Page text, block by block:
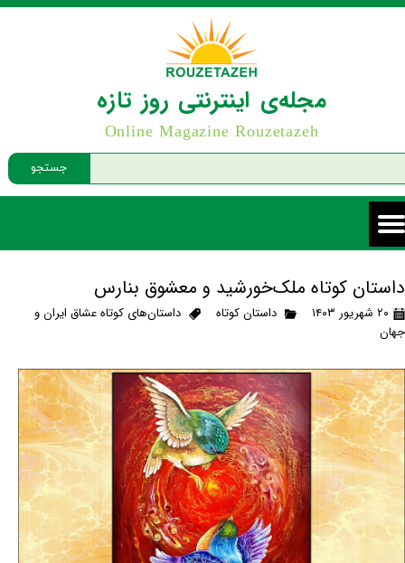
جستجو
مجله‌ی اینترنتی روز تازه
Online Magazine Rouzetazeh
داستان کوتاه ملک‌خورشید و معشوق بنارس
۲۰ شهریور ۱۴۰۳ داستان کوتاه
داستان‌های کوتاه عشاق ایران و
جهان